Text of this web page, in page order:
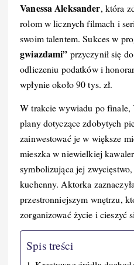
c
e
b
o
o
k
er
e
st
m
bl
r
Vanessa Aleksander, która
rolom w licznych filmach i
swoim talentem. Sukces w
gwiazdami” przyczynił się
odliczeniu podatków i
wpłynie około 90 tys. zł.
W trakcie wywiadu po finale,
plany dotyczące zdobytych
zainwestować je w większe
mieszka w niewielkiej
symbolizująca jej
kuchenny. Aktorka
przestronniejszym wnętrzu,
zorganizować życie i cieszyć
Spis treści